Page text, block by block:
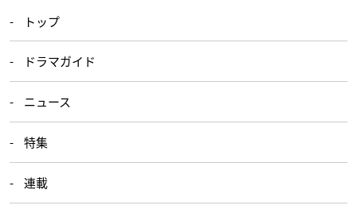
トップ
ドラマガイド
ニュース
特集
連載